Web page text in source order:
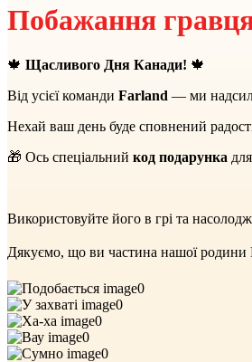
Побажання
🍁 Щасливого Дня Канади! 🍁
Від усієї команди Farland — ми
Нехай ваш день буде сповнений
🎁 Ось спеціальний код подарунка
Використовуйте його в грі та
Дякуємо, що ви частина нашої
0
0
0
0
0